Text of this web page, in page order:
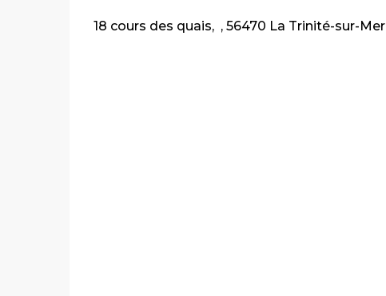
18 cours des quais, , 56470 La Trinité-sur-Mer